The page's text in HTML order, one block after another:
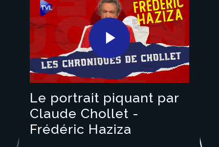
Play
Video
Le portrait piquant par
Claude Chollet -
Frédéric Haziza